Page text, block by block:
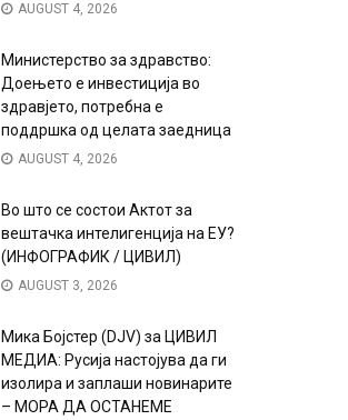
AUGUST 4, 2026
Министерство за здравство:
Доењето е инвестиција во
здравјето, потребна е
поддршка од целата заедница
AUGUST 4, 2026
Во што се состои Актот за
вештачка интелигенција на ЕУ?
(ИНФОГРАФИК / ЦИВИЛ)
AUGUST 3, 2026
Мика Бојстер (DJV) за ЦИВИЛ
МЕДИА: Русија настојува да ги
изолира и заплаши новинарите
– МОРА ДА ОСТАНЕМЕ